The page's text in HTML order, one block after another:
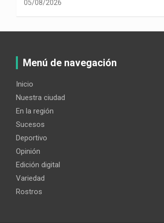
05/08/2026
Menú de navegación
Inicio
Nuestra ciudad
En la región
Sucesos
Deportivo
Opinión
Edición digital
Variedad
Rostros